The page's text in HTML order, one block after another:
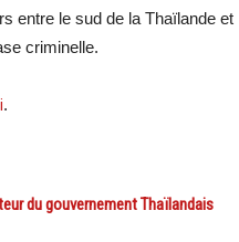
entre le sud de la Thaïlande et
criminelle.
.
du gouvernement Thaïlandais